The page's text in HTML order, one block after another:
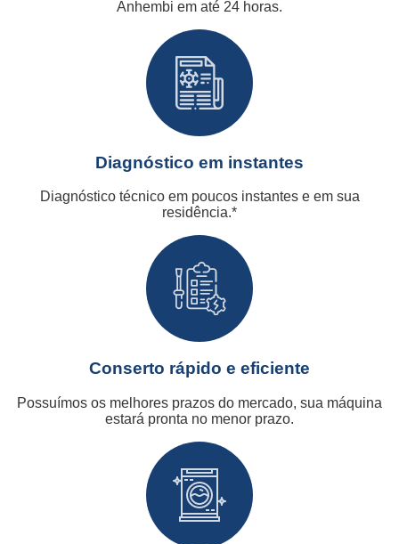
Anhembi em até 24 horas.
Diagnóstico em instantes
Diagnóstico técnico em poucos instantes e em sua
residência.*
Conserto rápido e eficiente
Possuímos os melhores prazos do mercado, sua máquina
estará pronta no menor prazo.